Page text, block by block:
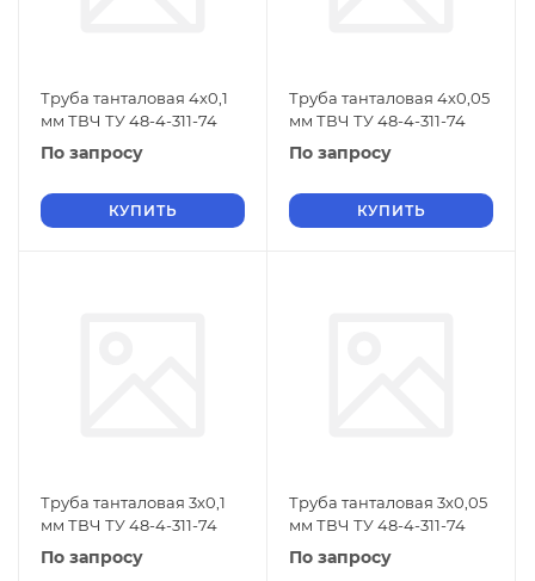
Труба танталовая 4х0,1
мм ТВЧ ТУ 48-4-311-74
По запросу
КУПИТЬ
Труба танталовая 4х0,05
мм ТВЧ ТУ 48-4-311-74
По запросу
КУПИТЬ
Труба танталовая 3х0,1
мм ТВЧ ТУ 48-4-311-74
По запросу
Труба танталовая 3х0,05
мм ТВЧ ТУ 48-4-311-74
По запросу